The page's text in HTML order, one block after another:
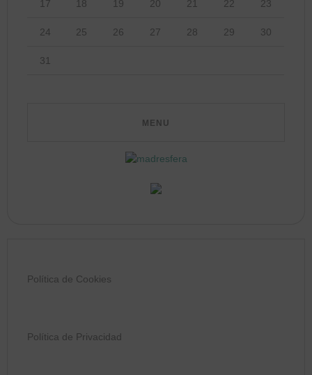
17 18 19 20 21 22 23
24 25 26 27 28 29 30
31
Política de Cookies
Política de Privacidad